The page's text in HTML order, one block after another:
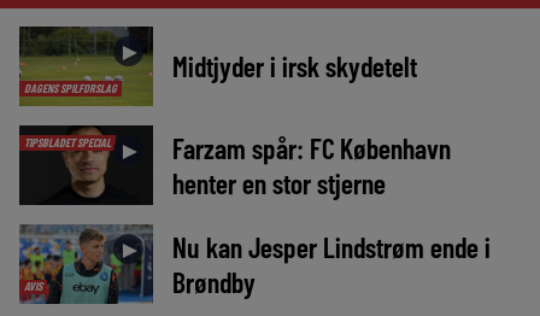
DAGENS SPILFORSLAG
► Midtjyder i irsk skydetelt
TIPSBLADET SPECIAL ►
Farzam spår: FC København
henter en stor stjerne
AVIS
►
Nu kan Jesper Lindstrøm ende i
Brøndby